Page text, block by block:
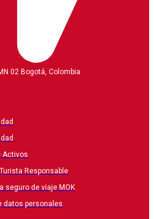
02 Bogotá, Colombia
Activos
Responsable
seguro de viaje MOK
datos personales